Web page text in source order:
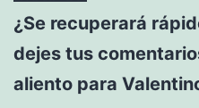
¿Se recuperará
dejes tus
aliento para